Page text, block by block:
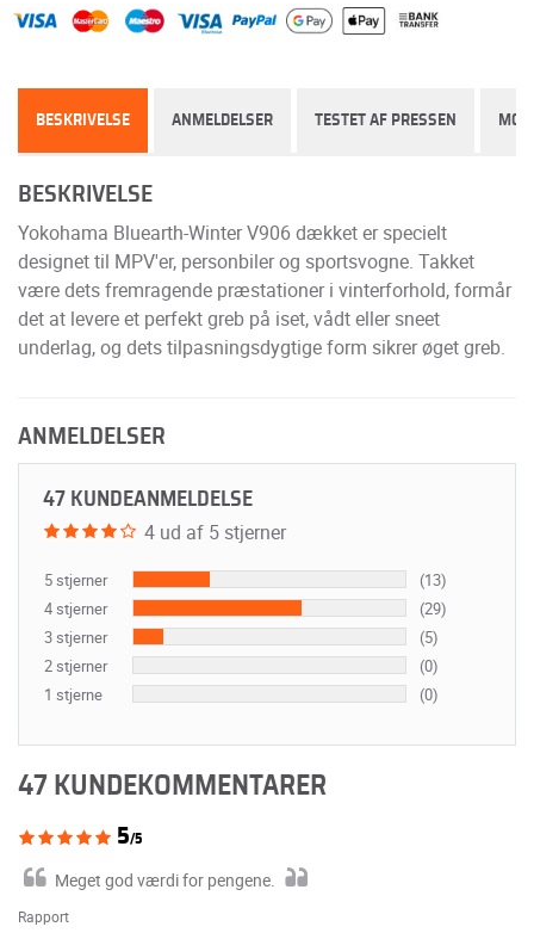
BESKRIVELSE ANMELDELSER TESTET AF PRESSEN
BESKRIVELSE
Yokohama Bluearth-Winter V906 dækket er specielt
designet til MPV'er, personbiler og sportsvogne. Takket
være dets fremragende præstationer i vinterforhold, formår
det at levere et perfekt greb på iset, vådt eller sneet
underlag, og dets tilpasningsdygtige form sikrer øget greb.
ANMELDELSER
47 KUNDEANMELDELSE
4 ud af 5 stjerner
5 stjerner
(13)
4 stjerner
(29)
3 stjerner
(5)
2 stjerner
(0)
1 stjerne
(0)
47 KUNDEKOMMENTARER
5/5
Meget god værdi for pengene.
Rapport